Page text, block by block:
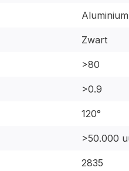
Aluminium
Zwart
>80
>0.9
120°
>50.000
2835